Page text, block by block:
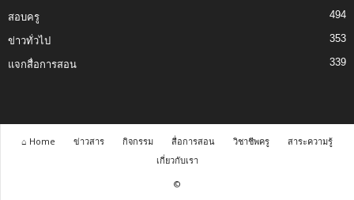
สอบครู 494
ข่าวทั่วไป 353
แจกสื่อการสอน 339
⌂ Home ข่าวสาร กิจกรรม สื่อการสอน วิชาชีพครู
สาระความรู้
เกี่ยวกับเรา
©